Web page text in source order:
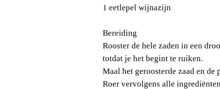
1 eetlepel wijnazijn
Bereiding
Rooster de hele zaden in een
totdat je het begint te ruiken.
Maal het geroosterde zaad en
Roer vervolgens alle